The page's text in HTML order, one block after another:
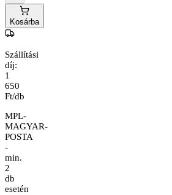
Kosárba
Szállítási
díj:
1
650
Ft/db
MPL-
MAGYAR-
POSTA
-
min.
2
db
esetén